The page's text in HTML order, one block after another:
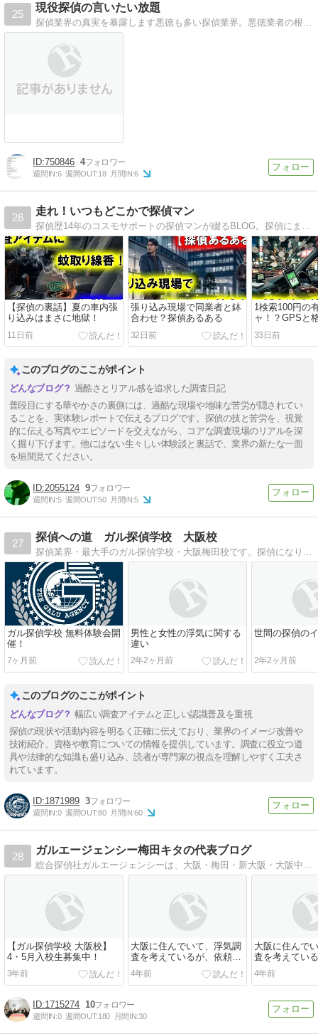
25
現役探偵の言いたい放題
探偵業界の真実を暴露します悪徳も多い探偵業界。悪徳業者の根絶を目指しています。
750846 4
週間IN:6 週間OUT:18 月間IN:6
26
走れ！いつもどこかで探偵マン
探偵歴14年のコスモサポートの探偵マンが綴るBLOG。探偵にまつわる踏み込んだ話から、日常的なライトな話まで、幅広くご紹介して参ります。
【探偵の裏話】夏の車内張
り込みはまさに地獄！
11日前
張り込み現場で同業者と鉢
合わせ？探偵あるある
32日前
1検索100円の
ャ！？GPSと
探偵調査
33日前
このブログのここがポイント
過酷さとリアル感を追求した調査日記
普段目にする華やかさの裏側には、過酷な現場や地味な苦労が隠されてい
ることを、実体験レポートで伝えるブログです。探偵の技と苦労を、視覚
的に伝える写真やエピソードを交えながら、コアな調査現場のリアルを深
く掘り下げます。他にはない生々しい体験談と裏話で、業界の新たな一面
を垣間見てください。
2055124 9
週間IN:5 週間OUT:50 月間IN:5
27
探偵への道 ガル探偵学校 大阪校
探偵業界・最大手のガル探偵学校・大阪梅田校です。探偵になりたい、就職・独立開業を目指すなら、就職率100％、卒業生8,000人超のガル探偵学校へ。
ガル探偵学校 無料体験会開
催！
7ヶ月前
男性と女性の浮気に関する
違い
2年2ヶ月前
世間の探偵の
2年2ヶ月前
このブログのここがポイント
幅広い調査アイテムと正しい認識普及を重視
探偵の現状や活動内容を明るく正確に伝えており、業界のイメージ改善や
技術紹介、資格や教育についての情報を提供しています。調査に役立つ道
具や法律的な知識も盛り込み、読者が専門家の視点を理解しやすく工夫さ
れています。
1871989 3
週間IN:0 週間OUT:80 月間IN:60
28
ガルエージェンシー梅田キタの代表ブログ
【ガル探偵学校 大阪校】
4・5月入校生募集中！
3年前
大阪に住んでいて、浮気調
査を考えているが、依頼す
る前に自分でもできる方法
は無いか？その1
4年前
大阪に住んで
査を考えてい
る前に自分で
は無いか？そ
4年前
1715274 10
週間IN:0 週間OUT:180 月間IN:30